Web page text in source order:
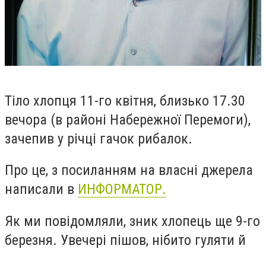
Тіло хлопця 11-го квітня, близько 17.30
вечора (в районі Набережної Перемоги),
зачепив у річці гачок рибалок.
Про це, з посиланням на власні джерела
написали в ИНФОРМАТОР.
Як ми повідомляли, зник хлопець ще 9-го
березня. Увечері пішов, нібито гуляти й